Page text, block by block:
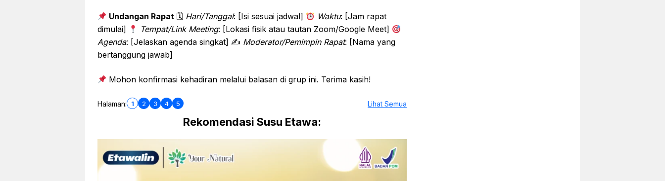
Undangan Rapat 🗓 Hari/Tanggal: [Isi sesuai jadwal] Waktu: [Jam rapat
dimulai]
Tempat/Link Meeting: [Lokasi fisik atau tautan Zoom/Google Meet]
Agenda: [Jelaskan agenda singkat] ✍️ Moderator/Pemimpin Rapat: [Nama yang
bertanggung jawab]
Mohon konfirmasi kehadiran melalui balasan di grup ini. Terima kasih!
Halaman: 1 2 3 4 5 Lihat Semua
Rekomendasi Susu Etawa: